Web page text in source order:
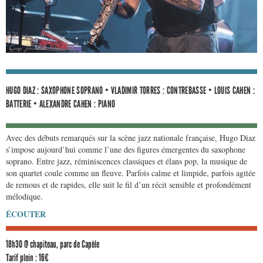
HUGO DIAZ : SAXOPHONE SOPRANO • VLADIMIR TORRES : CONTREBASSE • LOUIS CAHEN :
BATTERIE • ALEXANDRE CAHEN : PIANO
Avec des débuts remarqués sur la scène jazz nationale française, Hugo Diaz
s’impose aujourd’hui comme l’une des figures émergentes du saxophone
soprano. Entre jazz, réminiscences classiques et élans pop, la musique de
son quartet coule comme un fleuve. Parfois calme et limpide, parfois agitée
de remous et de rapides, elle suit le fil d’un récit sensible et profondément
mélodique.
ÉCOUTER
18h30 @ chapiteau, parc de Capèle
Tarif plein : 16€